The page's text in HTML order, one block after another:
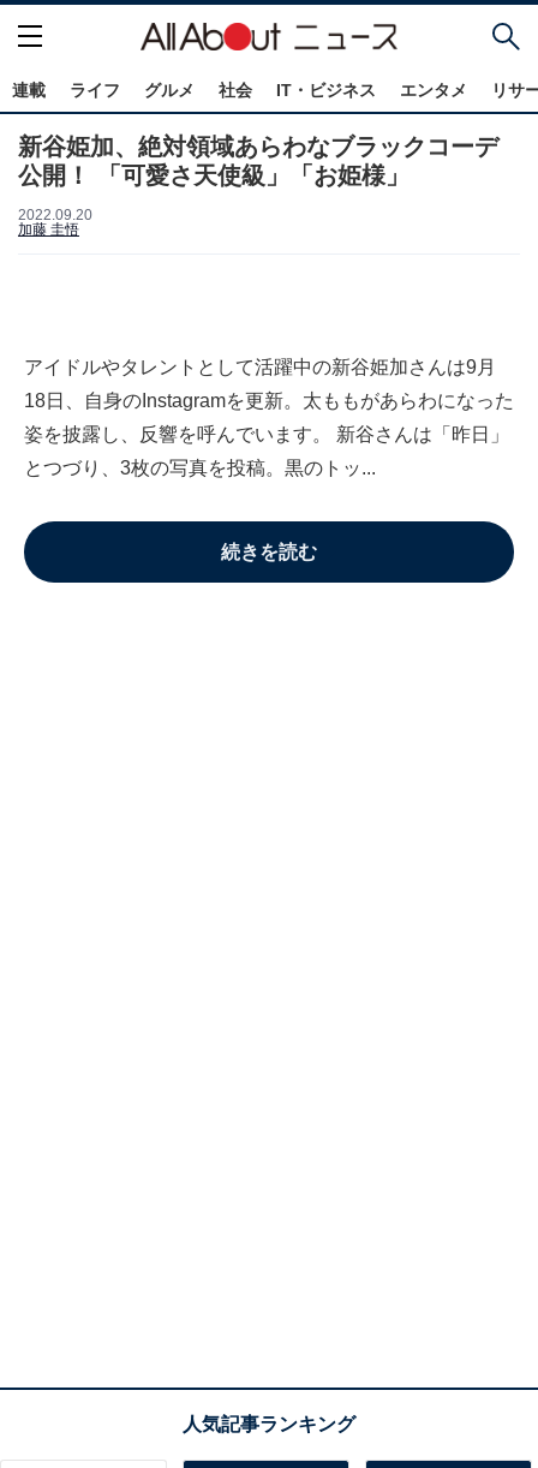
連載 ライフ グルメ 社会 IT・ビジネス エンタメ リサ
新谷姫加、絶対領域あらわなブラックコーデ
公開！ 「可愛さ天使級」「お姫様」
2022.09.20
加藤 圭悟
アイドルやタレントとして活躍中の新谷姫加さんは9月
18日、自身のInstagramを更新。太ももがあらわになった
姿を披露し、反響を呼んでいます。 新谷さんは「昨日」
とつづり、3枚の写真を投稿。黒のトッ...
続きを読む